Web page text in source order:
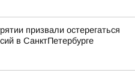
призвали остерегаться
в СанктПетербурге